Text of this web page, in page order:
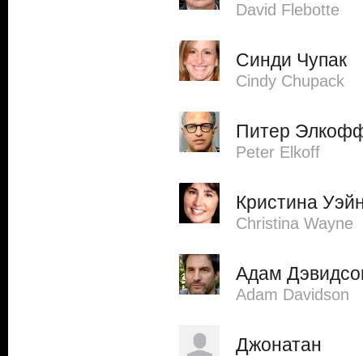
David Flebotte
Синди Чупак
Cindy Chupack
Питер
Peter Elkoff
Кристина
Christina Wayne
Адам
Adam Davidson
Джонатан